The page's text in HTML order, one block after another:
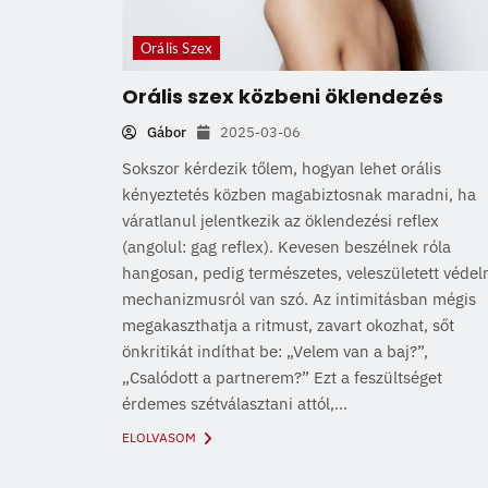
Orális Szex
Orális szex közbeni öklendezés
Gábor 2025-03-06
Sokszor kérdezik tőlem, hogyan lehet orális
kényeztetés közben magabiztosnak maradni, ha
váratlanul jelentkezik az öklendezési reflex
(angolul: gag reflex). Kevesen beszélnek róla
hangosan, pedig természetes, veleszületett
mechanizmusról van szó. Az intimitásban mégis
megakaszthatja a ritmust, zavart okozhat, sőt
önkritikát indíthat be: „Velem van a baj?”,
„Csalódott a partnerem?” Ezt a feszültséget
érdemes szétválasztani attól,...
ELOLVASOM